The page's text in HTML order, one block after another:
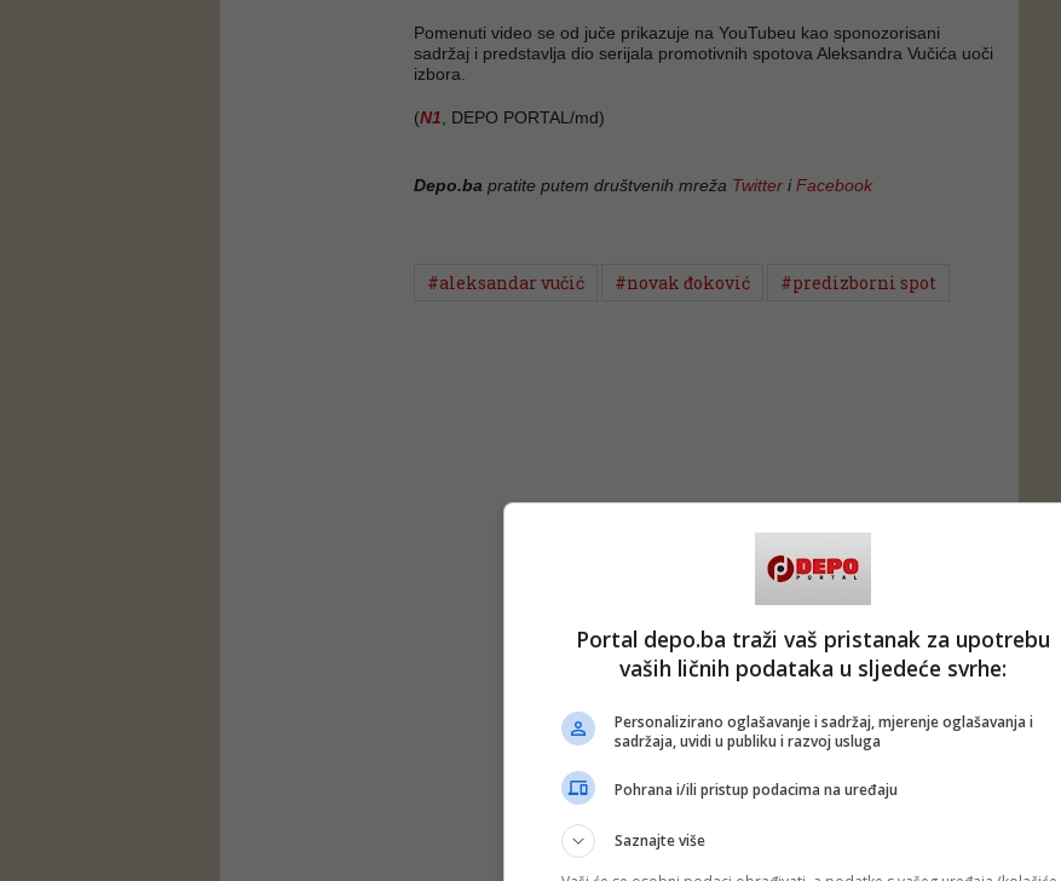
Pomenuti video se od juče prikazuje na YouTubeu kao sponozorisani
sadržaj i predstavlja dio serijala promotivnih spotova Aleksandra Vučića uoči
izbora.
(N1 , DEPO PORTAL/md)
Depo.ba pratite putem društvenih mreža Twitter iFacebook
#aleksandar vučić #novak đoković #predizborni spot
Portal depo.ba traži vaš pristanak za upotrebu
vaših ličnih podataka u sljedeće svrhe:
Personalizirano oglašavanje i sadržaj, mjerenje oglašavanja i
sadržaja, uvidi u publiku i razvoj usluga
Pohrana i/ili pristup podacima na uređaju
Saznajte više